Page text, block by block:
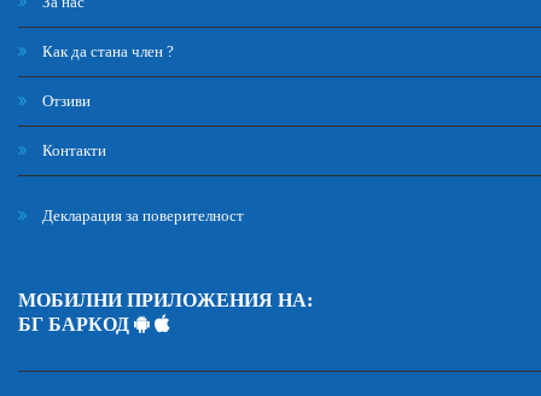
Как да стана член ?
Отзиви
Контакти
Декларация за поверителност
МОБИЛНИ ПРИЛОЖЕНИЯ НА:
БГ БАРКОД